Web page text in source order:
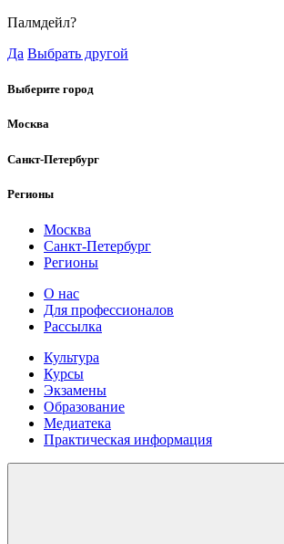
Палмдейл?
Да Выбрать другой
Выберите город
Москва
Санкт-Петербург
Регионы
Москва
Санкт-Петербург
Регионы
О нас
Для профессионалов
Рассылка
Культура
Курсы
Экзамены
Образование
Медиатека
Практическая информация